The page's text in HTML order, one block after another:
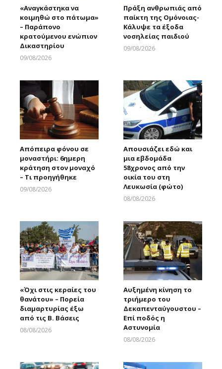
«Αναγκάστηκα να
κοιμηθώ στο πάτωμα»
– Παράπονο
κρατούμενου ενώπιον
Δικαστηρίου
09/08/2026
Πράξη ανθρωπιάς από
παίκτη της Ομόνοιας-
Κάλυψε τα έξοδα
νοσηλείας παιδιού
09/08/2026
Απόπειρα φόνου σε
μοναστήρι: 6ημερη
κράτηση στον μοναχό
– Τι προηγήθηκε
09/08/2026
Απουσιάζει εδώ και
μια εβδομάδα
58χρονος από την
οικία του στη
Λευκωσία (φώτο)
08/08/2026
«Όχι στις κεραίες του
θανάτου» – Πορεία
διαμαρτυρίας έξω
από τις Β. Βάσεις
08/08/2026
Αυξημένη κίνηση το
τριήμερο του
Δεκαπενταύγουστου –
Επί ποδός η
Αστυνομία
08/08/2026